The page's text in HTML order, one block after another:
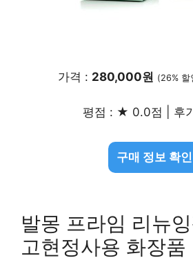
가격 : 280,000원 (26% 할
평점 : ★ 0.0점 | 후
구매 정보 확인
발몽 프라임 리뉴
고현정사용 화장품